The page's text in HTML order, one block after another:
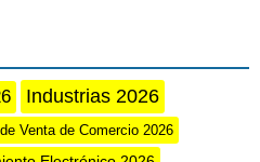
Industrias 2026
Venta de Comercio 2026